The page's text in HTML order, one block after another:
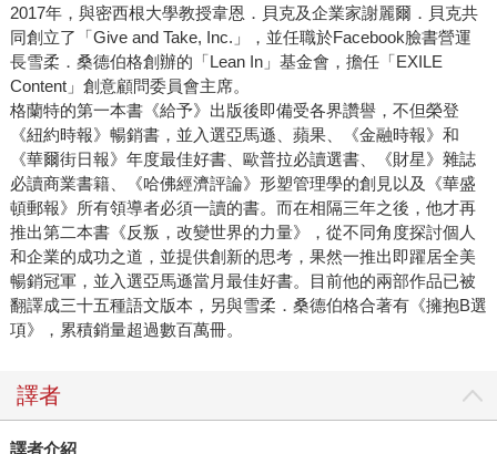
2017年，與密西根大學教授韋恩．貝克及企業家謝麗爾．貝克共
同創立了「Give and Take, Inc.」，並任職於Facebook臉書營運
長雪柔．桑德伯格創辦的「Lean In」基金會，擔任「EXILE
Content」創意顧問委員會主席。
格蘭特的第一本書《給予》出版後即備受各界讚譽，不但榮登
《紐約時報》暢銷書，並入選亞馬遜、蘋果、《金融時報》和
《華爾街日報》年度最佳好書、歐普拉必讀選書、《財星》雜誌
必讀商業書籍、《哈佛經濟評論》形塑管理學的創見以及《華盛
頓郵報》所有領導者必須一讀的書。而在相隔三年之後，他才再
推出第二本書《反叛，改變世界的力量》，從不同角度探討個人
和企業的成功之道，並提供創新的思考，果然一推出即躍居全美
暢銷冠軍，並入選亞馬遜當月最佳好書。目前他的兩部作品已被
翻譯成三十五種語文版本，另與雪柔．桑德伯格合著有《擁抱B選
項》，累積銷量超過數百萬冊。
譯者
譯者介紹